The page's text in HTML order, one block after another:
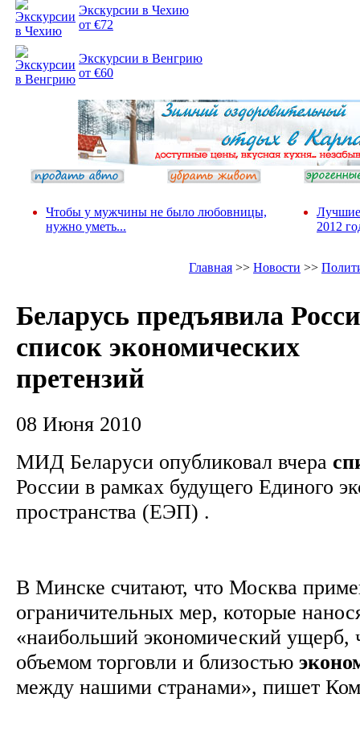
Экскурсии в Чехию
от €72
Экскурсии в Венгрию
от €60
Чтобы у мужчины не было любовницы,
нужно уметь...
Лучшие
2012
Главная >> Новости >>
Беларусь предъявила
список экономических
претензий
08 Июня 2010
МИД Беларуси опубликовал вчера
России в рамках будущего Единого
пространства (ЕЭП) .
В Минске считают, что Москва
ограничительных мер, которые
«наибольший экономический ущерб,
объемом торговли и близостью
между нашими странами», пишет